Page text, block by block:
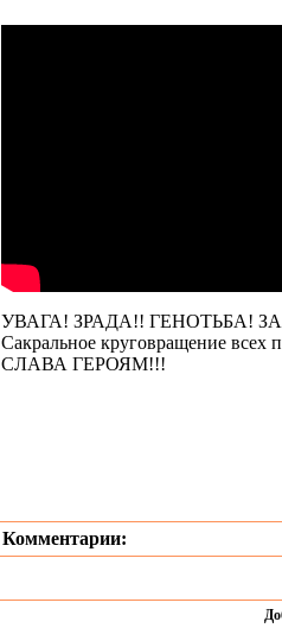
УВАГА! ЗРАДА!! ГЕНОТЬБА!
Сакральное круговращение всех
СЛАВА ГЕРОЯМ!!!
Комментарии: